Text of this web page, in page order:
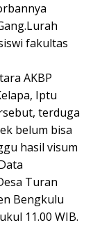
fakultas
AKBP
Iptu
terduga
belum bisa
hasil visum
Turan
Bengkulu
11.00 WIB.